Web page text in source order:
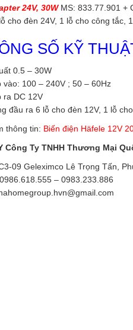
24V, 30WMS: 833.77.901 +
cho đèn 24V, 1 lỗ cho công tắc,
SỐ KỸ
0.5 – 30W
vào: 100 – 240V ; 50 – 60Hz
ra DC 12V
đầu ra 6 lỗ cho đèn 12V, 1 lỗ
thông tin: Biến điện Häfele 12V
Công Ty TNHH Thương Mại
09 Geleximco Lê Trọng Tấn,
0986.618.555 – 0983.233.886